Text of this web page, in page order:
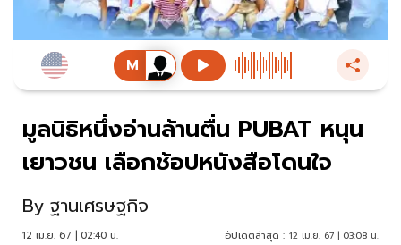
มูลนิธิหนึ่งอ่านล้านตื่น PUBAT หนุน
เยาวชน เลือกช้อปหนังสือโดนใจ
By ฐานเศรษฐกิจ
12 เม.ย. 67 | 02:40 น. อัปเดตล่าสุด : 12 เม.ย. 67 | 03:08 น.